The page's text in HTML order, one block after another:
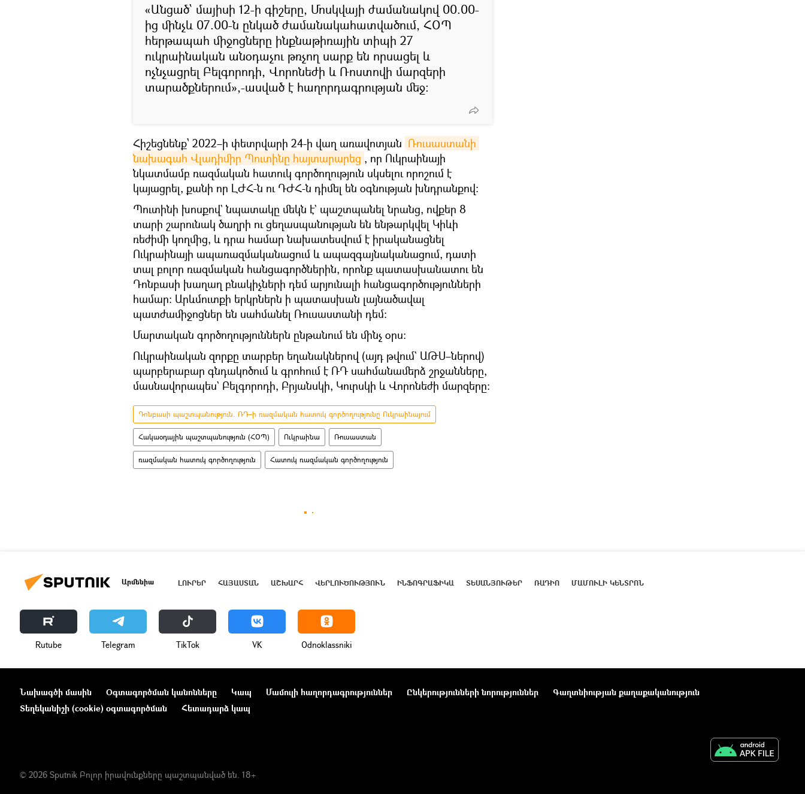
«Անցած՝ մայիսի 12-ի գիշերը, Մոսկվայի ժամանակով 00.00-
ից մինչև 07.00-ն ընկած ժամանակահատվածում, ՀՕՊ
հերթապահ միջոցները ինքնաթիռային տիպի 27
ուկրաինական անօդաչու թռչող սարք են որսացել և
ոչնչացրել Բելգորոդի, Վորոնեժի և Ռոստովի մարզերի
տարածքներում»,-ասված է հաղորդագրության մեջ։
Հիշեցնենք՝ 2022–ի փետրվարի 24-ի վաղ առավոտյան Ռուսաստանի
նախագահ Վլադիմիր Պուտինը հայտարարեց , որ Ուկրաինայի
նկատմամբ ռազմական հատուկ գործողություն սկսելու որոշում է
կայացրել, քանի որ ԼԺՀ-ն ու ԴԺՀ-ն դիմել են օգնության խնդրանքով։
Պուտինի խոսքով` նպատակը մեկն է` պաշտպանել նրանց, ովքեր 8
տարի շարունակ ծաղրի ու ցեղասպանության են ենթարկվել Կիևի
ռեժիմի կողմից, և դրա համար նախատեսվում է իրականացնել
Ուկրաինայի ապառազմականացում և ապազգայնականացում, դատի
տալ բոլոր ռազմական հանցագործներին, որոնք պատասխանատու են
Դոնբասի խաղաղ բնակիչների դեմ արյունալի հանցագործությունների
համար: Արևմուտքի երկրներն ի պատասխան լայնածավալ
պատժամիջոցներ են սահմանել Ռուսաստանի դեմ։
Մարտական գործողություններն ընթանում են մինչ օրս։
Ուկրաինական զորքը տարբեր եղանակներով (այդ թվում` ԱԹՍ–ներով)
պարբերաբար գնդակոծում և գրոհում է ՌԴ սահմանամերձ շրջանները,
մասնավորապես` Բելգորոդի, Բրյանսկի, Կուրսկի և Վորոնեժի մարզերը։
Դոնբասի պաշտպանություն. ՌԴ–ի ռազմական հատուկ գործողությունը Ուկրաինայում
Հակաօդային պաշտպանություն (ՀՕՊ) Ուկրաինա Ռուսաստան
ռազմական հատուկ գործողություն Հատուկ ռազմական գործողություն
Արմենիա ԼՈՒՐԵՐ ՀԱՅԱՍՏԱՆ ԱՇԽԱՐՀ ՎԵՐԼՈՒԾՈՒԹՅՈՒՆ ԻՆՖՈԳՐԱՖԻԿԱ ՏԵՍԱՆՅՈՒԹԵՐ ՌԱԴԻՈ ՄԱՄՈՒԼԻ ԿԵՆՏՐՈՆ
Rutube Telegram ТikТоk VK Odnoklassniki
Նախագծի մասին Օգտագործման կանոնները Կապ Մամուլի հաղորդագրություններ Ընկերությունների նորություններ
Գաղտնիության քաղաքականություն
Տեղեկանիշի (cookie) օգտագործման
Հետադարձ կապ
© 2026 Sputnik Բոլոր իրավունքները պաշտպանված են. 18+